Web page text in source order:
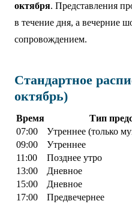
октября. Представления
в течение дня, а вечерние
сопровождением.
Стандартное
октябрь)
Время
Тип
07:00
Утреннее (только
09:00
Утреннее
11:00
Позднее утро
13:00
Дневное
15:00
Дневное
17:00
Предвечернее